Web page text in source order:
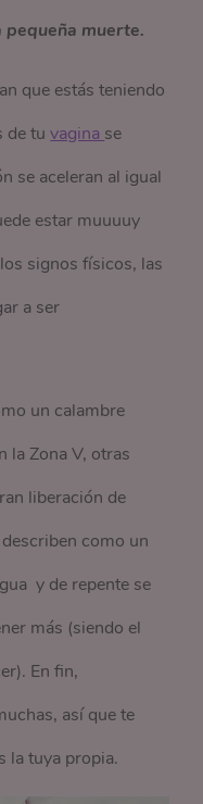
pequeña muerte.
que estás teniendo
de tuvagina se
se aceleran al igual
estar muuuuy
signos físicos, las
a ser
un calambre
la Zona V, otras
liberación de
como un
y de repente se
más (siendo el
En fin,
así que te
la tuya propia.